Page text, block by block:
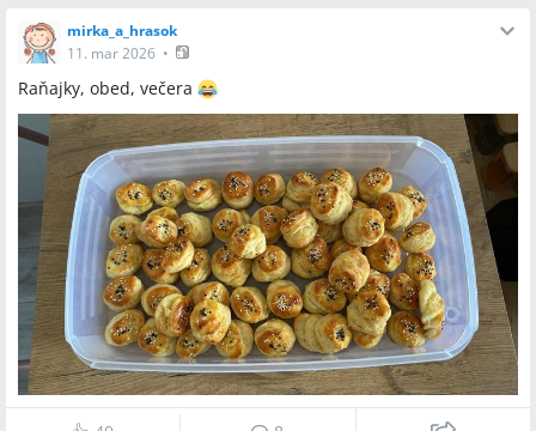
mirka_a_hrasok
11. mar 2026 •
Raňajky, obed, večera